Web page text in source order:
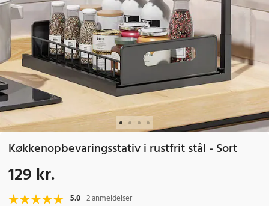
Køkkenopbevaringsstativ i rustfrit stål - Sort
Pris:129 kr.
129 kr.
5.0 2 anmeldelser